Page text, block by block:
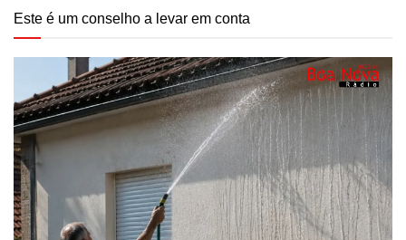
Este é um conselho a levar em conta